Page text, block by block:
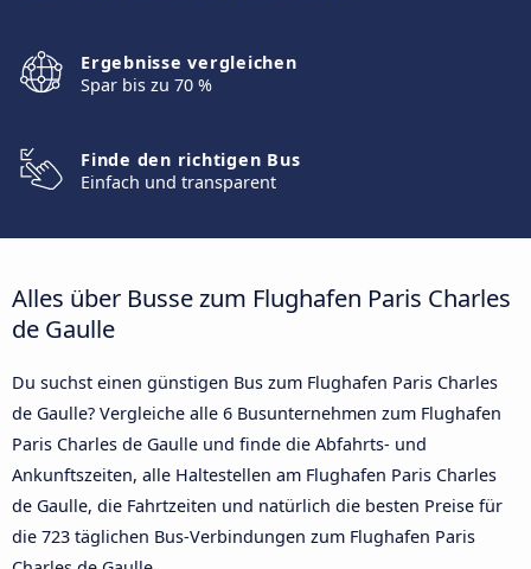
Ergebnisse vergleichen
Spar bis zu 70 %
Finde den richtigen Bus
Einfach und transparent
Alles über Busse zum Flughafen Paris Charles
de Gaulle
Du suchst einen günstigen Bus zum Flughafen Paris Charles
de Gaulle? Vergleiche alle 6 Busunternehmen zum Flughafen
Paris Charles de Gaulle und finde die Abfahrts- und
Ankunftszeiten, alle Haltestellen am Flughafen Paris Charles
de Gaulle, die Fahrtzeiten und natürlich die besten Preise für
die 723 täglichen Bus-Verbindungen zum Flughafen Paris